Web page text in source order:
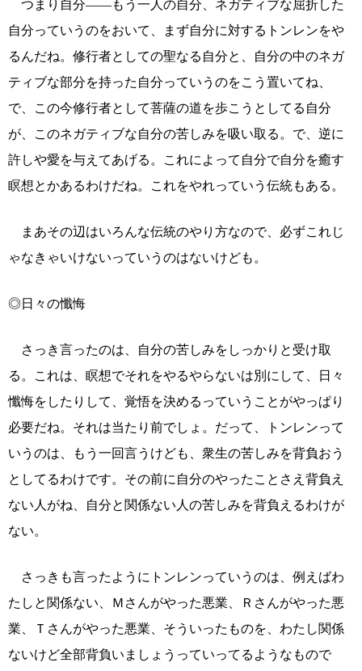
つまり自分――もう一人の自分、ネガティブな屈折した
自分っていうのをおいて、まず自分に対するトンレンをや
るんだね。修行者としての聖なる自分と、自分の中のネガ
ティブな部分を持った自分っていうのをこう置いてね、
で、この今修行者として菩薩の道を歩こうとしてる自分
が、このネガティブな自分の苦しみを吸い取る。で、逆に
許しや愛を与えてあげる。これによって自分で自分を癒す
瞑想とかあるわけだね。これをやれっていう伝統もある。
まあその辺はいろんな伝統のやり方なので、必ずこれじ
ゃなきゃいけないっていうのはないけども。
◎日々の懺悔
さっき言ったのは、自分の苦しみをしっかりと受け取
る。これは、瞑想でそれをやるやらないは別にして、日々
懺悔をしたりして、覚悟を決めるっていうことがやっぱり
必要だね。それは当たり前でしょ。だって、トンレンって
いうのは、もう一回言うけども、衆生の苦しみを背負おう
としてるわけです。その前に自分のやったことさえ背負え
ない人がね、自分と関係ない人の苦しみを背負えるわけが
ない。
さっきも言ったようにトンレンっていうのは、例えばわ
たしと関係ない、Ｍさんがやった悪業、Ｒさんがやった悪
業、Ｔさんがやった悪業、そういったものを、わたし関係
ないけど全部背負いましょうっていってるようなもので